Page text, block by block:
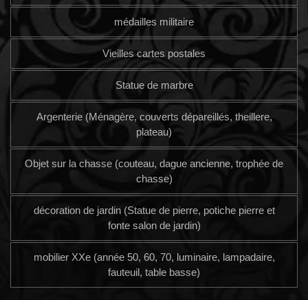
médailles militaire
Vieilles cartes postales
Statue de marbre
Argenterie (Ménagère, couverts dépareillés, theillere,
plateau)
Objet sur la chasse (couteau, dague ancienne, trophée de
chasse)
décoration de jardin (Statue de pierre, potiche pierre et
fonte salon de jardin)
mobilier XXe (année 50, 60, 70, luminaire, lampadaire,
fauteuil, table basse)